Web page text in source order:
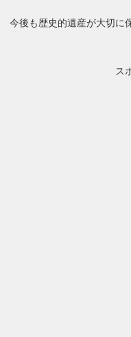
今後も歴史的遺産が大切に
ス